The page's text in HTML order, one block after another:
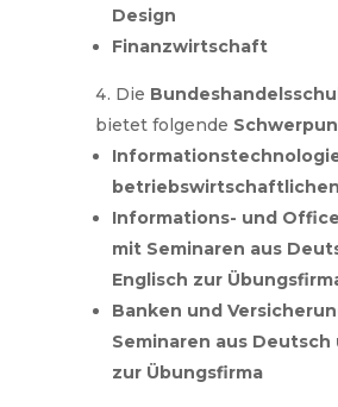
Design
Finanzwirtschaft
Die
bietet folgende
Informations- und
mit Seminaren aus
Englisch zur
Banken und
Seminaren aus Deutsch
zur Übungsfirma